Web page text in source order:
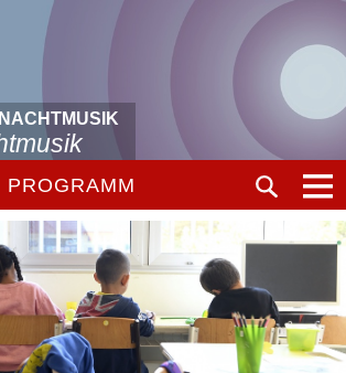
PROGRAMM